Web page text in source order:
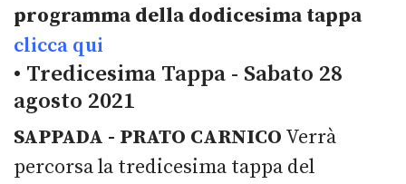
programma della dodicesima tappa
clicca qui
• Tredicesima Tappa - Sabato 28
agosto 2021
SAPPADA - PRATO CARNICO Verrà
percorsa la tredicesima tappa del